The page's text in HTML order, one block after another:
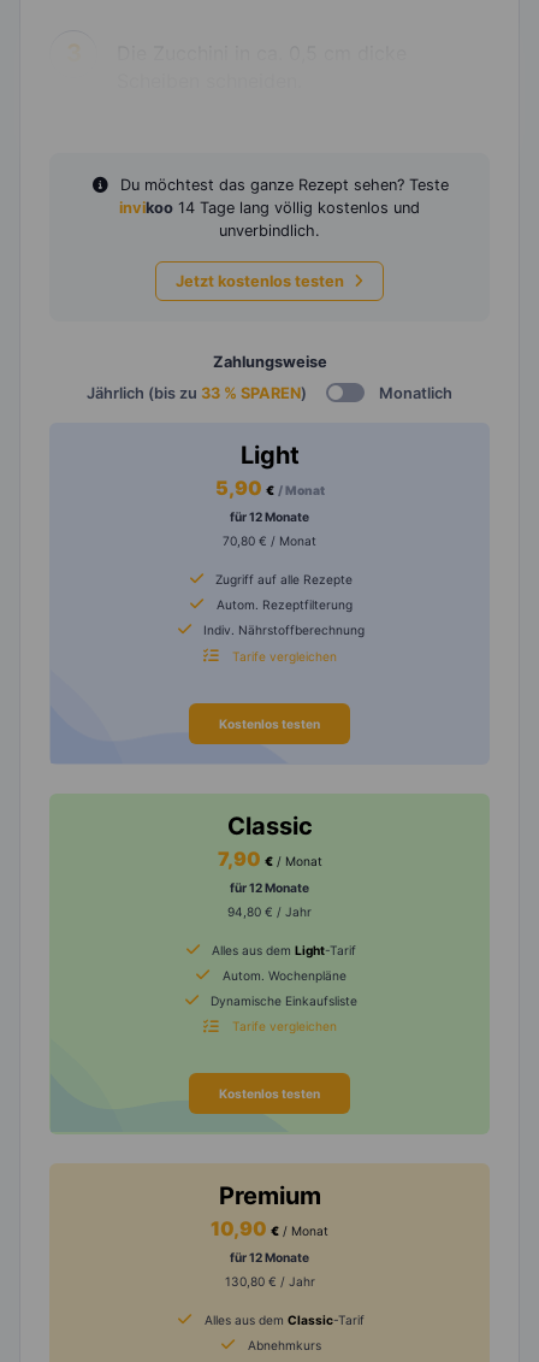
Du möchtest das ganze Rezept sehen? Teste
invikoo 14 Tage lang völlig kostenlos und
unverbindlich.
Jetzt kostenlos testen
Zahlungsweise
Jährlich (bis zu 33 % SPAREN) Monatlich
Light
5,90 € / Monat
für 12 Monate
70,80 € / Monat
Zugriff auf alle Rezepte
Autom. Rezeptfilterung
Indiv. Nährstoffberechnung
Tarife vergleichen
Kostenlos testen
Classic
7,90 € / Monat
für 12 Monate
94,80 € / Jahr
Alles aus dem Light-Tarif
Autom. Wochenpläne
Dynamische Einkaufsliste
Tarife vergleichen
Kostenlos testen
Premium
10,90 € / Monat
für 12 Monate
130,80 € / Jahr
Alles aus dem Classic-Tarif
Abnehmkurs